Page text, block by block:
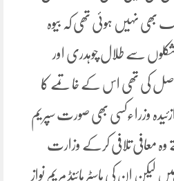
بھی نہیں ہوئی تھی کہ بیوہ
سے طلال چوہدری اور
کی تھی اس کے خاتمے کا
وزراءکسی بھی صورت سپریم
معافی تلافی کرکے وزارت
لیکن ان کی ماسٹر مائنڈ مریم نواز